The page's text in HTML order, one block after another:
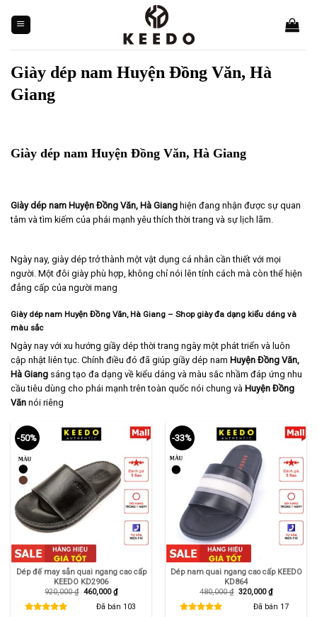
content
Giày dép nam Huyện Đồng Văn, Hà
Giang
Giày dép nam Huyện Đồng Văn, Hà Giang
Giày dép nam Huyện Đồng Văn, Hà Giang hiện đang nhận được sự quan
tâm và tìm kiếm của phái mạnh yêu thích thời trang và sự lịch lãm.
Ngày nay, giày dép trở thành một vật dụng cá nhân cần thiết với mọi
người. Một đôi giày phù hợp, không chỉ nói lên tính cách mà còn thể hiện
đẳng cấp của người mang
Giày dép nam Huyện Đồng Văn, Hà Giang – Shop giày đa dạng kiểu dáng và
màu sắc
Ngày nay với xu hướng giầy dép thời trang ngày một phát triển và luôn
cập nhật liên tục. Chính điều đó đã giúp giầy dép nam Huyện Đồng Văn,
Hà Giang sáng tạo đa dạng về kiểu dáng và màu sắc nhầm đáp ứng nhu
cầu tiêu dùng cho phái mạnh trên toàn quốc nói chung và Huyện Đồng
Văn nói riêng
-50%
Dép đế may sẵn quai ngang cao cấp
KEEDO KD2906
920,000₫ Giá
460,000₫Giá
hiện
tại
Đã bán 103
-33%
Dép nam quai ngang cao cấp KEEDO
KD864
480,000₫ Giá
320,000₫Giá
hiện
tại
Đã bán 17